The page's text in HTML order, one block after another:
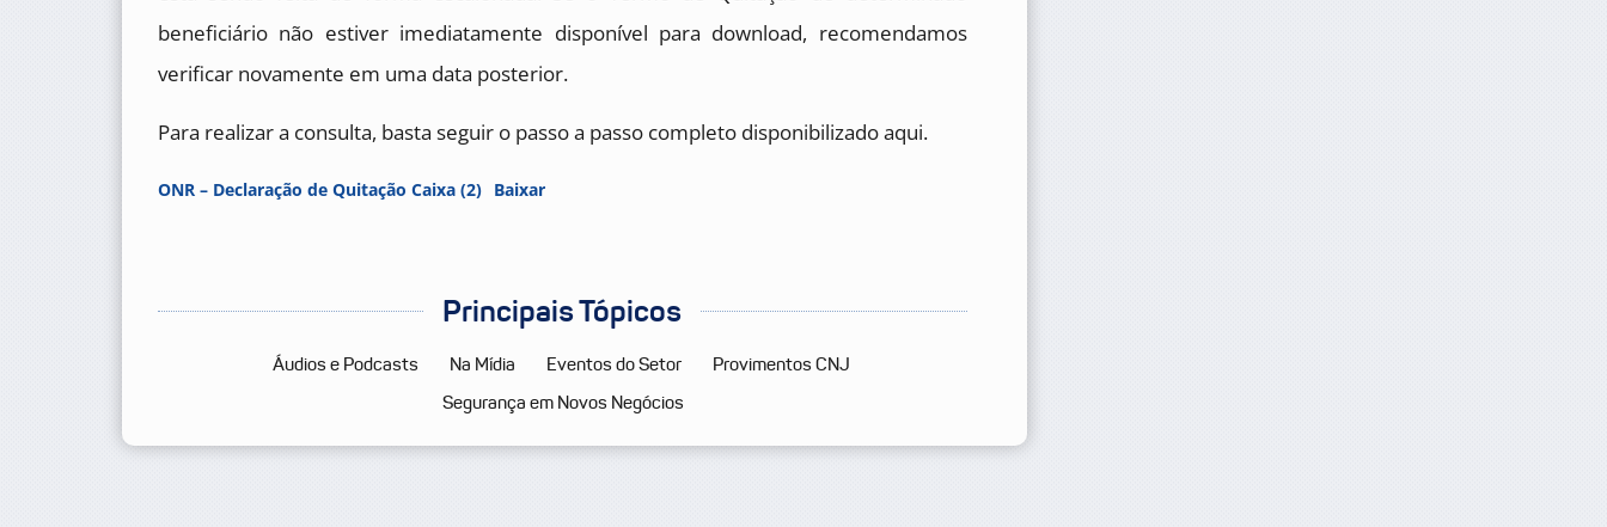
beneficiário não estiver imediatamente disponível para download, recomendamos
verificar novamente em uma data posterior.
Para realizar a consulta, basta seguir o passo a passo completo disponibilizado aqui.
ONR – Declaração de Quitação Caixa (2) Baixar
Principais Tópicos
Áudios e Podcasts Na Mídia Eventos do Setor
Provimentos CNJ
Segurança em Novos Negócios